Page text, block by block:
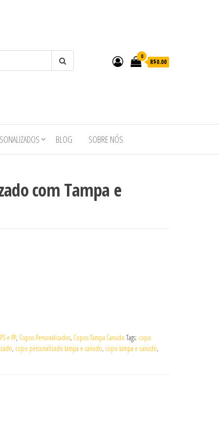
0
R$0.00
BLOG SOBRE NÓS
com Tampa e
e PP, Copos Personalizados, Copos Tampa Canudo Tags: copo
, copo personalizado tampa e canudo, copo tampa e canudo,